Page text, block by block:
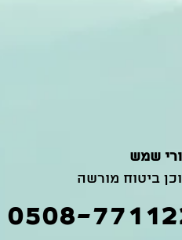
שמש
ביטוח מורשה
0508-